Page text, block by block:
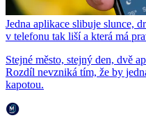
Jedna aplikace slibuje slunce,
v telefonu tak liší a která má
Stejné město, stejný den, dvě
Rozdíl nevzniká tím, že by
kapotou.